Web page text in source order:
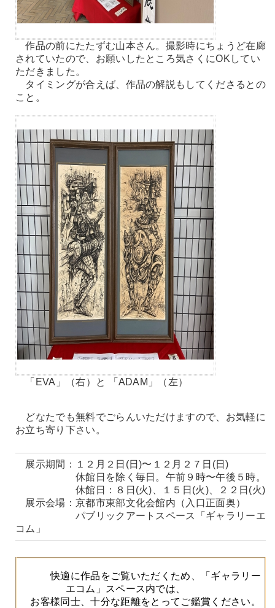
作品の前にたたずむ山本さん。撮影時にちょうど在廊
されていたので、お願いしたところ気さくにOKしてい
ただきました。
タイミングが合えば、作品の解説もしてくださるとの
こと。
「EVA」（右）と 「ADAM」（左）
どなたでも無料でごらんいただけますので、お気軽に
お立ち寄り下さい。
展示期間：１２月２日(日)〜１２月２７日(日)
休館日を除く毎日。午前９時〜午後５時。
休館日：８日(火)、１５日(火)、２２日(火)
展示会場：京都市東部文化会館内（入口正面奥）
パブリックアートスペース「ギャラリーエ
コム」
快適に作品をご覧いただくため、「ギャラリー
エコム」スペース内では、
お客様同士、十分な距離をとってご鑑賞ください。